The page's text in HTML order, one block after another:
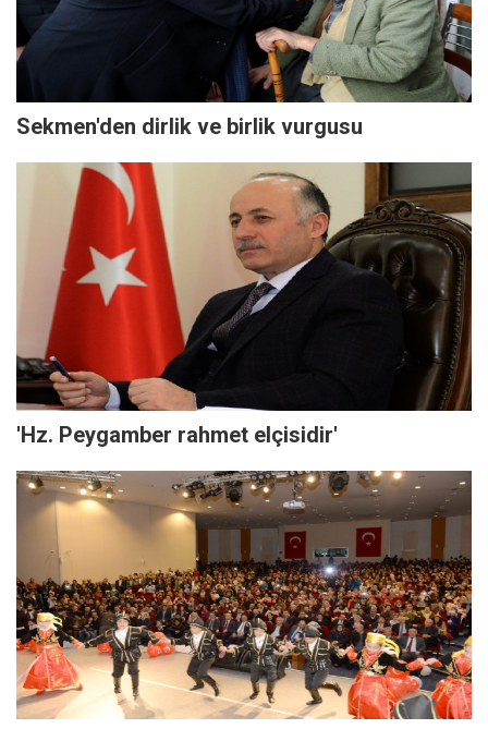
Sekmen'den dirlik ve birlik vurgusu
'Hz. Peygamber rahmet elçisidir'